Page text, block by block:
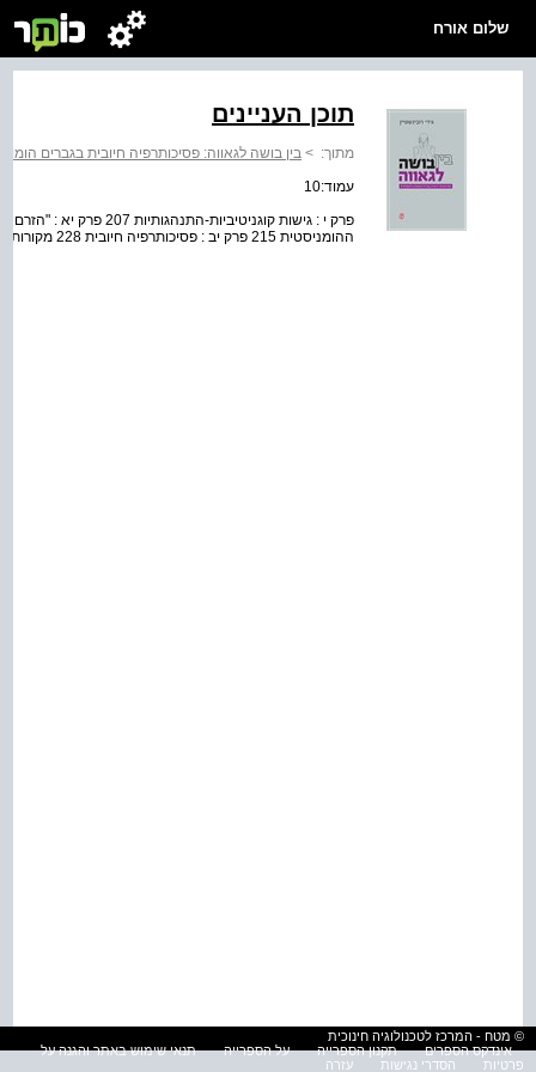
שלום אורח
תוכן העניינים
מתוך: > בין בושה לגאווה: פסיכותרפיה חיובית בגברים
עמוד:10
פרק י : גישות
ההומניסטית 215 פרק יב : פסיכותרפיה חיובית 228 מקורות 244 מילון מונחים 278 מפתח העניינים והשמות 295
© מטח - המרכז לטכנולוגיה חינוכית
אינדקס הספרים
תקנון הספרייה על הספרייה
תנאי שימוש באתר והגנה על
פרטיות
הסדרי נגישות עזרה